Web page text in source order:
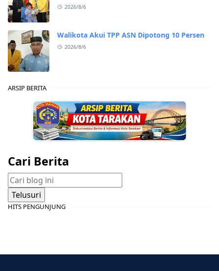
2026/8/6
Walikota Akui TPP ASN Dipotong 10 Persen
2026/8/6
ARSIP BERITA
Cari Berita
HITS PENGUNJUNG